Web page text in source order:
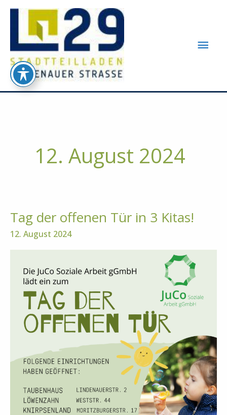
Zum
12. August 2024
Tag der offenen Tür in 3 Kitas!
12. August 2024